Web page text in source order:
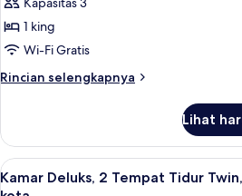
Deluks,
1
Tempat
Tidur
King,
pemandangan
kota
1 king
Wi-Fi Gratis
Rincian selengkapnya
Rincian
Kamar
Deluks,
1
Tempat
Lihat
Lihat
semua
4
Kamar Deluks, 2 Tempat Tidur